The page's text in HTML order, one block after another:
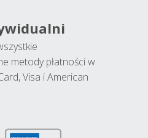
metody płatności w
Visa i American